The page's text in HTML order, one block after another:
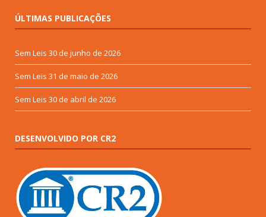
ÚLTIMAS PUBLICAÇÕES
Sem Leis 30 de junho de 2026
Sem Leis 31 de maio de 2026
Sem Leis 30 de abril de 2026
DESENVOLVIDO POR CR2